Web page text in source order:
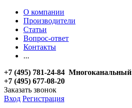
О компании
Производители
Статьи
Вопрос-ответ
Контакты
...
+7 (495) 781-24-84 Многоканальный
+7 (495) 677-08-20
Заказать звонок
Вход Регистрация